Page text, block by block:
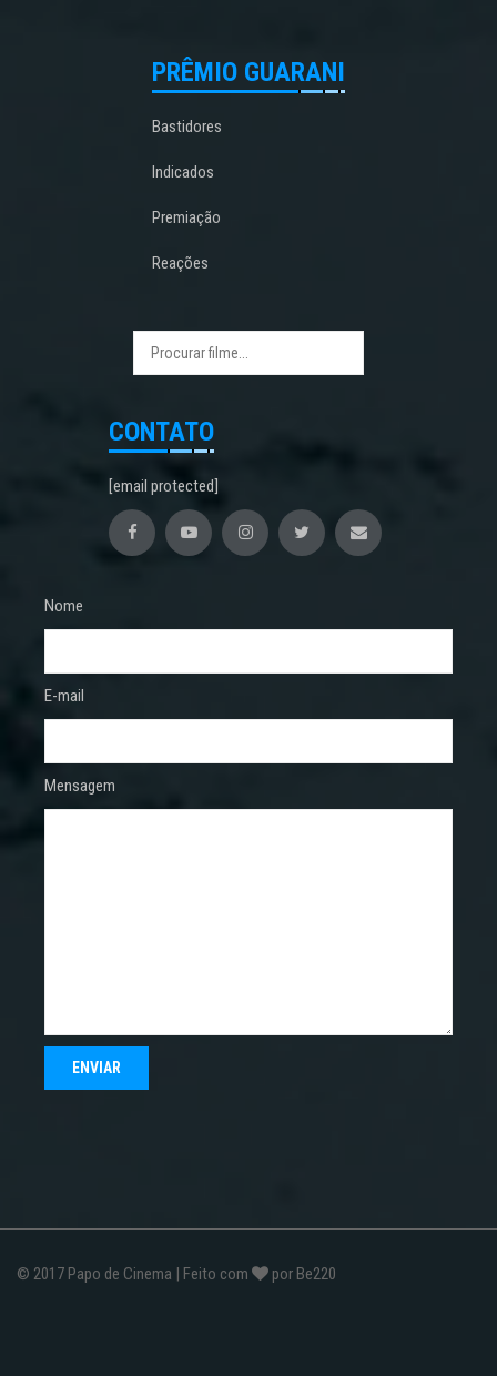
PRÊMIO GUARANI
Bastidores
Indicados
Premiação
Reações
CONTATO
[email protected]
Nome
E-mail
Mensagem
© 2017 Papo de Cinema | Feito com por Be220